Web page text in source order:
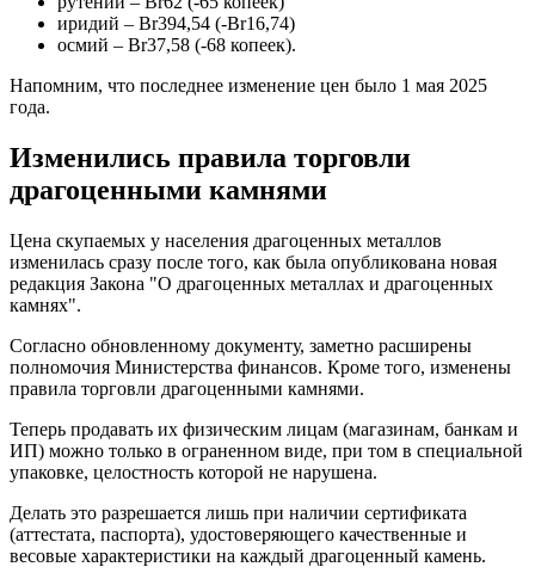
иридий – Br394,54 (-Br16,74)
осмий – Br37,58 (-68 копеек).
Напомним, что последнее изменение цен было 1 мая 2025
года.
Изменились правила торговли
драгоценными камнями
Цена скупаемых у населения драгоценных металлов
изменилась сразу после того, как была опубликована новая
редакция Закона "О драгоценных металлах и драгоценных
камнях".
Согласно обновленному документу, заметно расширены
полномочия Министерства финансов. Кроме того, изменены
правила торговли драгоценными камнями.
Теперь продавать их физическим лицам (магазинам, банкам и
ИП) можно только в ограненном виде, при том в специальной
упаковке, целостность которой не нарушена.
Делать это разрешается лишь при наличии сертификата
(аттестата, паспорта), удостоверяющего качественные и
весовые характеристики на каждый драгоценный камень.